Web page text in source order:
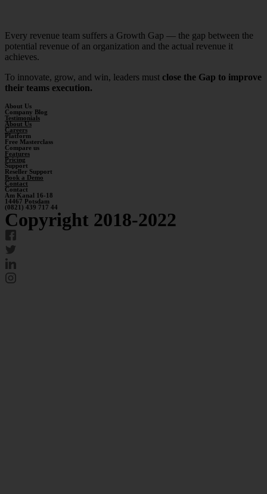
Every revenue team suffers a Growth Gap — the gap between the
potential revenue of an organization and the actual revenue it
achieves.
To innovate, grow, and win, leaders must close the Gap to improve
their teams execution.
About Us
Company Blog
Testimonials
About Us
Careers
Platform
Free Masterclass
Compare us
Features
Pricing
Support
Reseller Support
Book a Demo
Contact
Contact
Am Kanal 16-18
14467 Potsdam
(0821) 439 717 44
Copyright 2018-2022